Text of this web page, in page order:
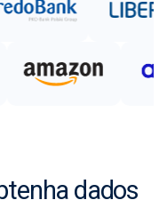
dados